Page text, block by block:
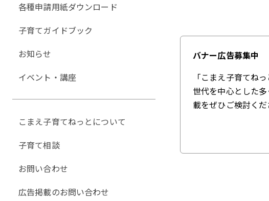
バナー広告募集中
「こまえ子育てね
世代を中心とした
載をぜひご検討くだ
各種申請用紙ダウンロード
子育てガイドブック
お知らせ
イベント・講座
こまえ子育てねっとについて
子育て相談
お問い合わせ
広告掲載のお問い合わせ